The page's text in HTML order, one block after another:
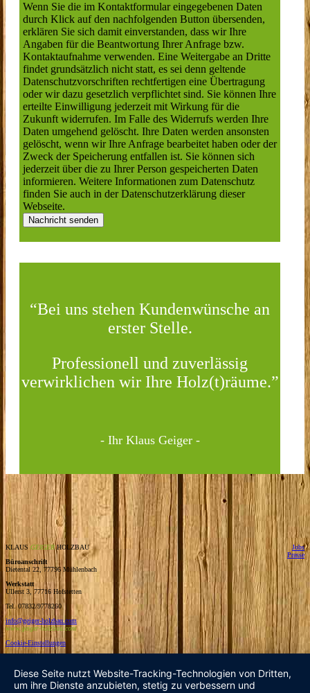
Wenn Sie die im Kontaktformular eingegebenen Daten
durch Klick auf den nachfolgenden Button übersenden,
erklären Sie sich damit einverstanden, dass wir Ihre
Angaben für die Beantwortung Ihrer Anfrage bzw.
Kontaktaufnahme verwenden. Eine Weitergabe an Dritte
findet grundsätzlich nicht statt, es sei denn geltende
Datenschutzvorschriften rechtfertigen eine Übertragung
oder wir dazu gesetzlich verpflichtet sind. Sie können Ihre
erteilte Einwilligung jederzeit mit Wirkung für die
Zukunft widerrufen. Im Falle des Widerrufs werden Ihre
Daten umgehend gelöscht. Ihre Daten werden ansonsten
gelöscht, wenn wir Ihre Anfrage bearbeitet haben oder der
Zweck der Speicherung entfallen ist. Sie können sich
jederzeit über die zu Ihrer Person gespeicherten Daten
informieren. Weitere Informationen zum Datenschutz
finden Sie auch in der Datenschutzerklärung dieser
Webseite.
“Bei uns stehen Kundenwünsche an
erster Stelle.
Professionell und zuverlässig
verwirklichen wir Ihre Holz(t)räume.”
- Ihr Klaus Geiger -
KLAUS GEIGERHOLZBAU
Büroanschrift
Dietental 22, 77796 Mühlenbach
Werkstatt
Ullerst 3, 77716 Hofstetten
Tel. 07832/9778260
info@geiger-holzbau.com
www.geiger-holzbau.com
Cookie-Einstellungen
Jobs
Presse
Diese Seite nutzt Website-Tracking-Technologien von Dritten,
um ihre Dienste anzubieten, stetig zu verbessern und